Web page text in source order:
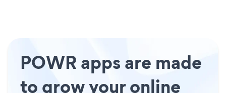
POWR apps are made
to grow your online